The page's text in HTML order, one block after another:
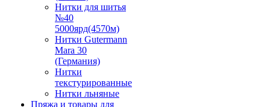
Нитки для шитья
№40
5000ярд(4570м)
Нитки Gutermann
Mara 30
(Германия)
Нитки
текстурированные
Нитки льняные
Пряжа и товары для